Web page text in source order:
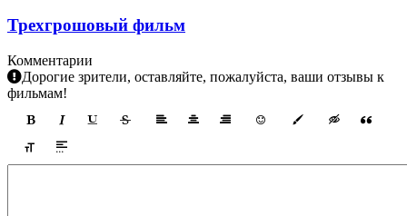
Трехгрошовый фильм
Комментарии
Дорогие зрители, оставляйте, пожалуйста, ваши отзывы к
фильмам!